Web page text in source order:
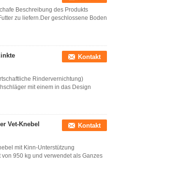
Beschreibung des Produkts
zu liefern.Der geschlossene Boden
Kontakt
Rindervernichtung)
mit einem in das Design
Vet-Knebel
Kontakt
mit Kinn-Unterstützung
950 kg und verwendet als Ganzes